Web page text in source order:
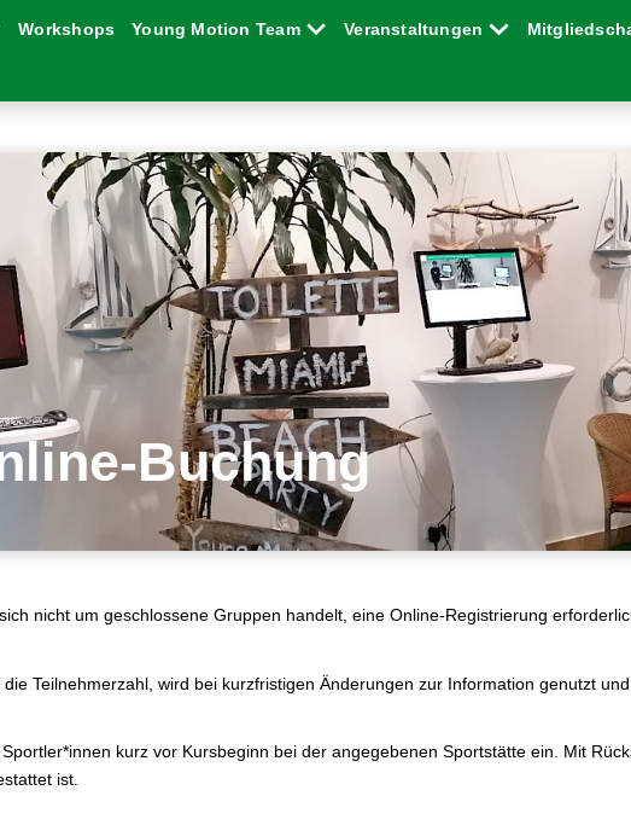
Workshops Young Motion Team Veranstaltungen
Buchung
nicht um geschlossene Gruppen handelt, eine Online-Registrierung
Teilnehmerzahl, wird bei kurzfristigen Änderungen zur Information genutzt
kurz vor Kursbeginn bei der angegebenen Sportstätte ein. Mit
ist.